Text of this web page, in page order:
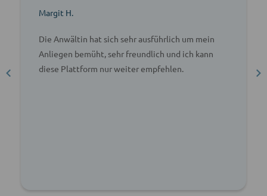
Margit H.
Die Anwältin hat sich sehr ausführlich um mein
Anliegen bemüht, sehr freundlich und ich kann
diese Plattform nur weiter empfehlen.